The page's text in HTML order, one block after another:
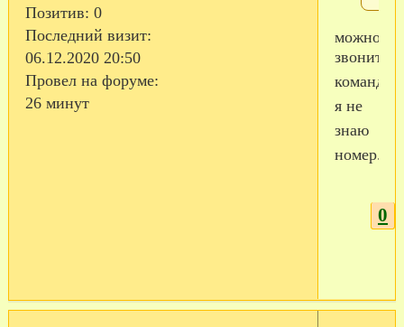
Позитив: 0
Последний визит:
06.12.2020 20:50
Провел на форуме:
26 минут
можно
звонить
я не
знаю
номер..
0